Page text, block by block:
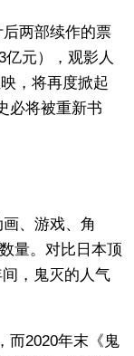
后两部续作的票
亿元），观影人
，将再度掀起
必将被重新书
、游戏、角
量。对比日本顶
，鬼灭的人气
而2020年末《鬼